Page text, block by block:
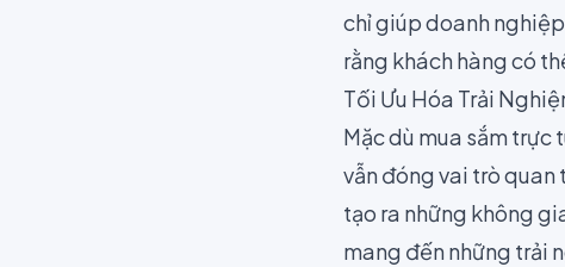
chỉ giúp doanh
rằng khách hàng có
Tối Ưu Hóa Trải
Mặc dù mua sắm
vẫn đóng vai trò
tạo ra những không
mang đến những trải